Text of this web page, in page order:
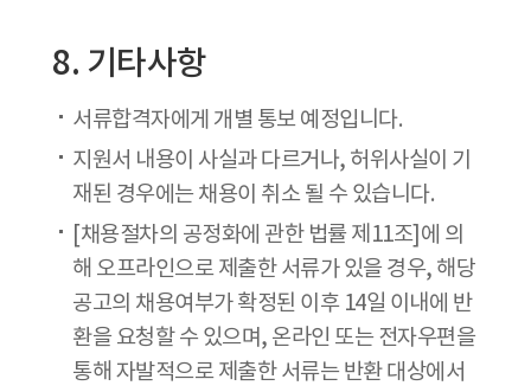
8. 기타사항
서류합격자에게 개별 통보 예정입니다.
지원서 내용이 사실과 다르거나, 허위사실이 기
재된 경우에는 채용이 취소 될 수 있습니다.
[채용절차의 공정화에 관한 법률 제11조]에 의
해 오프라인으로 제출한 서류가 있을 경우, ​해당
공고의 채용여부가 확정된 이후 14일 이내에 반
환을 요청할 수 있으며, ​온라인 또는 전자우편을
통해 자발적으로 제출한 서류는 반환 대상에서